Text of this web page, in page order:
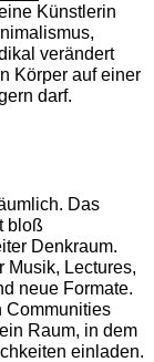
Künstlerin
verändert
Körper auf einer
darf.
Das
bloß
Denkraum.
Musik, Lectures,
neue Formate.
Communities
Raum, in dem
einladen.